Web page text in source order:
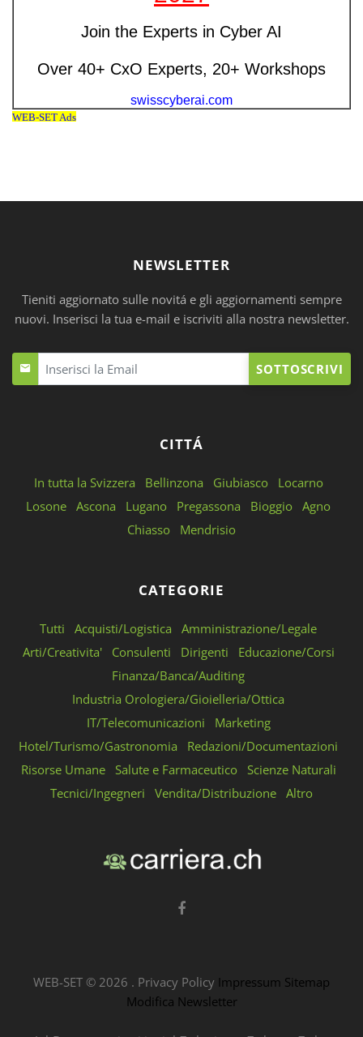
NEWSLETTER
Tieniti aggiornato sulle novitá e gli aggiornamenti sempre
nuovi. Inserisci la tua e-mail e iscriviti alla nostra newsletter.
SOTTOSCRIVI
CITTÁ
In tutta la Svizzera Bellinzona Giubiasco
Locarno
Losone Ascona Lugano Pregassona Bioggio Agno
Chiasso
Mendrisio
CATEGORIE
Tutti Acquisti/Logistica
Amministrazione/Legale
Arti/Creativita'
Consulenti Dirigenti
Educazione/Corsi
Finanza/Banca/Auditing
Industria Orologiera/Gioielleria/Ottica
IT/Telecomunicazioni
Marketing
Hotel/Turismo/Gastronomia
Redazioni/Documentazioni
Risorse Umane
Salute e Farmaceutico
Scienze Naturali
Tecnici/Ingegneri
Vendita/Distribuzione Altro
WEB-SET © 2026 . Privacy Policy Impressum Sitemap
Modifica Newsletter